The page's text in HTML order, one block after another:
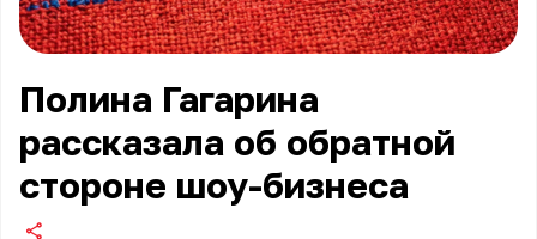
Полина Гагарина
рассказала об обратной
стороне шоу-бизнеса